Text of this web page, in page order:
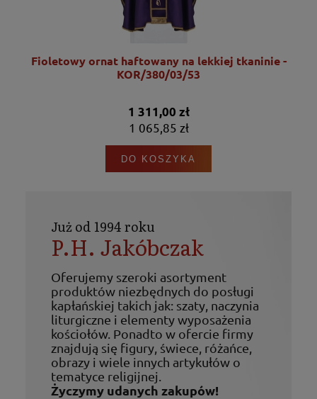
Fioletowy ornat haftowany na lekkiej tkaninie -
KOR/380/03/53
1 311,00 zł
1 065,85 zł
DO KOSZYKA
Już od 1994 roku
P.H. Jakóbczak
Oferujemy szeroki asortyment
produktów niezbędnych do posługi
kapłańskiej takich jak: szaty, naczynia
liturgiczne i elementy wyposażenia
kościołów. Ponadto w ofercie firmy
znajdują się figury, świece, różańce,
obrazy i wiele innych artykułów o
tematyce religijnej.
Życzymy udanych zakupów!